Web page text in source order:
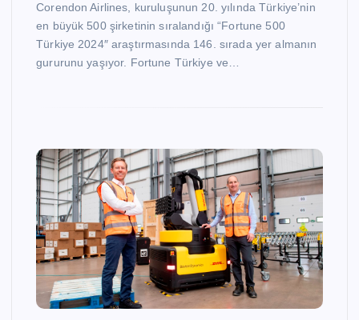
Corendon Airlines, kuruluşunun 20. yılında Türkiye’nin
en büyük 500 şirketinin sıralandığı “Fortune 500
Türkiye 2024″ araştırmasında 146. sırada yer almanın
gururunu yaşıyor. Fortune Türkiye ve…